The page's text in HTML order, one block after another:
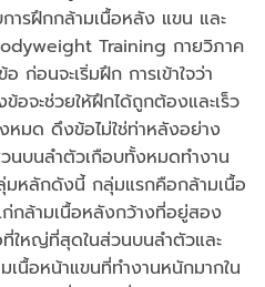
ารฝึกกล้ามเนื้อหลัง แขน และ
Training กายวิภาค
ก่อนจะเริ่มฝึก การเข้าใจว่า
อจะช่วยให้ฝึกได้ถูกต้องและเร็ว
หมด ดึงข้อไม่ใช่ท่าหลังอย่าง
นบนลำตัวเกือบทั้งหมดทำงาน
หลักดังนี้ กลุ่มแรกคือกล้ามเนื้อ
กล้ามเนื้อหลังกว้างที่อยู่สอง
ใหญ่ที่สุดในส่วนบนลำตัวและ
นื้อหน้าแขนที่ทำงานหนักมากใน